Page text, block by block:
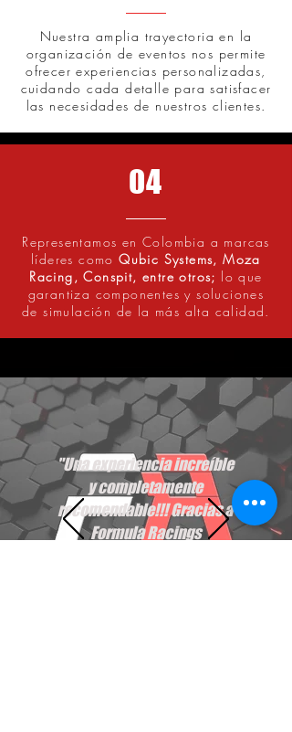
Nuestra amplia trayectoria en la
organización de eventos nos permite
ofrecer experiencias personalizadas,
cuidando cada detalle para satisfacer
las necesidades de nuestros clientes.
04
Representamos en Colombia a marcas
líderes comoQubic Systems, Moza
Racing, Conspit, entre otros; lo que
garantiza componentes y soluciones
de simulación de la más alta calidad.
"Una experiencia increíble
y completamente
recomendable!!! Gracias a
Formula Racings